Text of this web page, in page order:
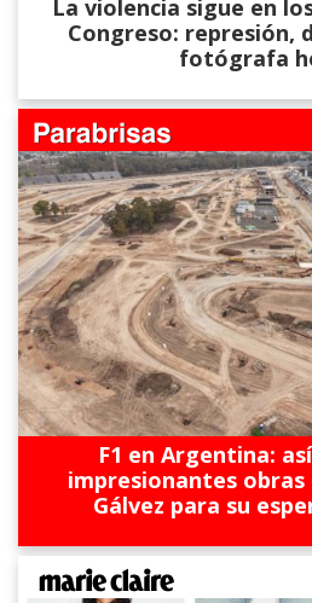
La violencia sigue en
Congreso: represión,
fotógrafa
F1 en Argentina:
impresionantes
Gálvez para su